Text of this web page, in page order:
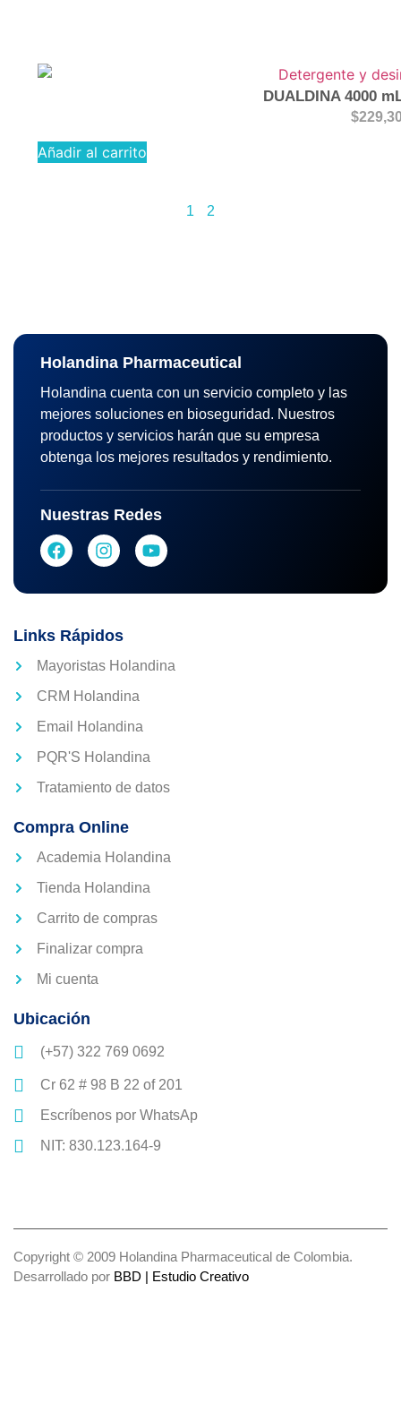
DUALDINA 4000
$
Añadir al carrito
1 2
Holandina Pharmaceutical
Holandina cuenta con un servicio completo y las
mejores soluciones en bioseguridad. Nuestros
productos y servicios harán que su empresa
obtenga los mejores resultados y rendimiento.
Nuestras Redes
Links Rápidos
Mayoristas Holandina
CRM Holandina
Email Holandina
PQR'S Holandina
Tratamiento de datos
Compra Online
Academia Holandina
Tienda Holandina
Carrito de compras
Finalizar compra
Mi cuenta
Ubicación
(+57) 322 769 0692
Cr 62 # 98 B 22 of 201
Escríbenos por WhatsAp
NIT: 830.123.164-9
Copyright © 2009 Holandina Pharmaceutical de Colombia.
Desarrollado por BBD | Estudio Creativo